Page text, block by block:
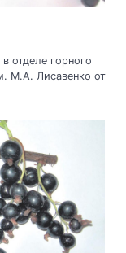
отделе горного
М.А. Лисавенко от